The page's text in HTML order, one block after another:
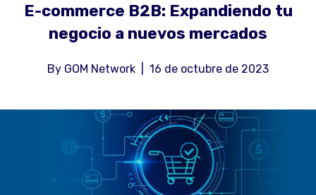
E-commerce B2B: Expandiendo tu
negocio a nuevos mercados
By GOM Network 16 de octubre de 2023